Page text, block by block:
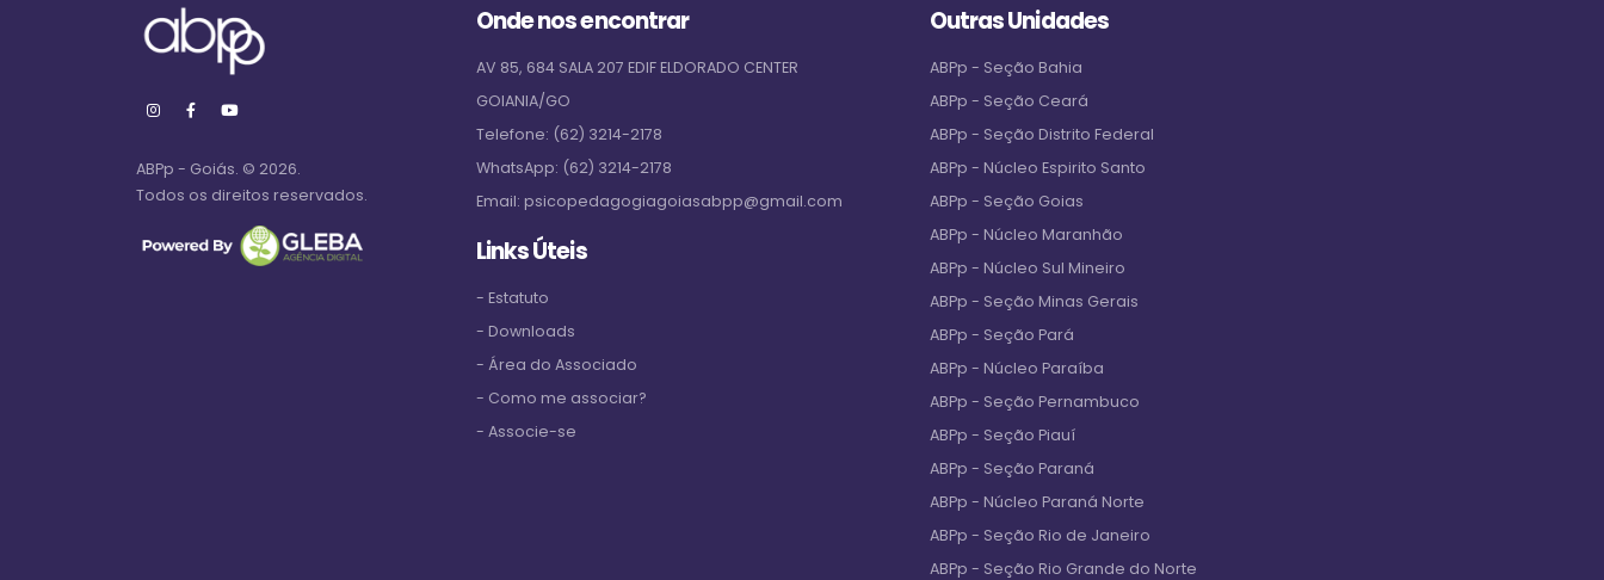
ABPp - Goiás. © 2026.
Todos os direitos reservados.
Onde nos encontrar
AV 85, 684 SALA 207 EDIF ELDORADO CENTER
GOIANIA/GO
Telefone: (62) 3214-2178
WhatsApp: (62) 3214-2178
Email: psicopedagogiagoiasabpp@gmail.com
Links Úteis
- Estatuto
- Downloads
- Área do Associado
- Como me associar?
- Associe-se
Outras Unidades
ABPp - Seção Bahia
ABPp - Seção Ceará
ABPp - Seção Distrito Federal
ABPp - Núcleo Espirito Santo
ABPp - Seção Goias
ABPp - Núcleo Maranhão
ABPp - Núcleo Sul Mineiro
ABPp - Seção Minas Gerais
ABPp - Seção Pará
ABPp - Núcleo Paraíba
ABPp - Seção Pernambuco
ABPp - Seção Piauí
ABPp - Seção Paraná
ABPp - Núcleo Paraná Norte
ABPp - Seção Rio de Janeiro
ABPp - Seção Rio Grande do Norte